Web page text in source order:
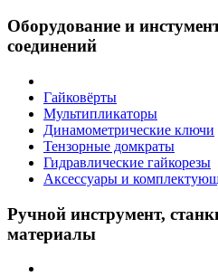
Оборудование и
соединений
Гайковёрты
Мультипликаторы
Динамометрические ключи
Тензорные домкраты
Гидравлические гайкорезы
Аксессуары и
Ручной инструмент,
материалы